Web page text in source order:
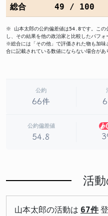
総合
49 / 100
※ 山本太郎の公約偏差値は54.8です。この
し、その結果を他の政治家と比較したパフォ
※総合には「その他」で評価された物も加
合に記載されている数値にならない場合があ
公約
66件
公約偏差値
54.8
活
山本太郎の活動は 67件